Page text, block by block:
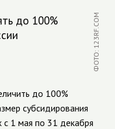
до 100%
ФОТО: 123RF.COM
до 100%
субсидирования
1 мая по 31 декабря